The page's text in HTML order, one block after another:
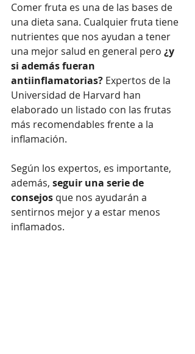
Comer fruta es una de las bases de
una dieta sana. Cualquier fruta tiene
nutrientes que nos ayudan a tener
una mejor salud en general pero ¿y
si además fueran
antiinflamatorias? Expertos de la
Universidad de Harvard han
elaborado un listado con las frutas
más recomendables frente a la
inflamación.
Según los expertos, es importante,
además, seguir una serie de
consejos que nos ayudarán a
sentirnos mejor y a estar menos
inflamados.